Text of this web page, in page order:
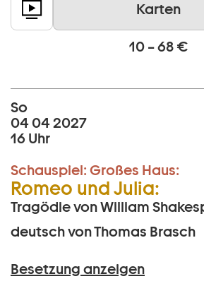
Karten
10 – 68 €
So
04 04 2027
16 Uhr
Schauspiel: Großes Haus:
Romeo und Julia:
Tragödie von William
deutsch von Thomas Brasch
Besetzung anzeigen